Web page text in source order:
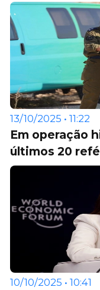
13/10/2025 • 11:22
Em operação
últimos 20
10/10/2025 • 10:41